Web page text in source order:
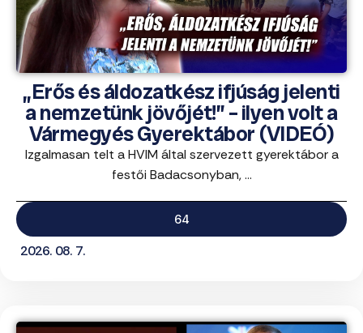
„Erős és áldozatkész ifjúság jelenti
a nemzetünk jövőjét!” – ilyen volt a
Vármegyés Gyerektábor (VIDEÓ)
Izgalmasan telt a HVIM által szervezett gyerektábor a
festői Badacsonyban, ...
64
2026. 08. 7.